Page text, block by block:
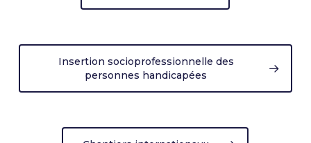
Insertion socioprofessionnelle des
personnes handicapées